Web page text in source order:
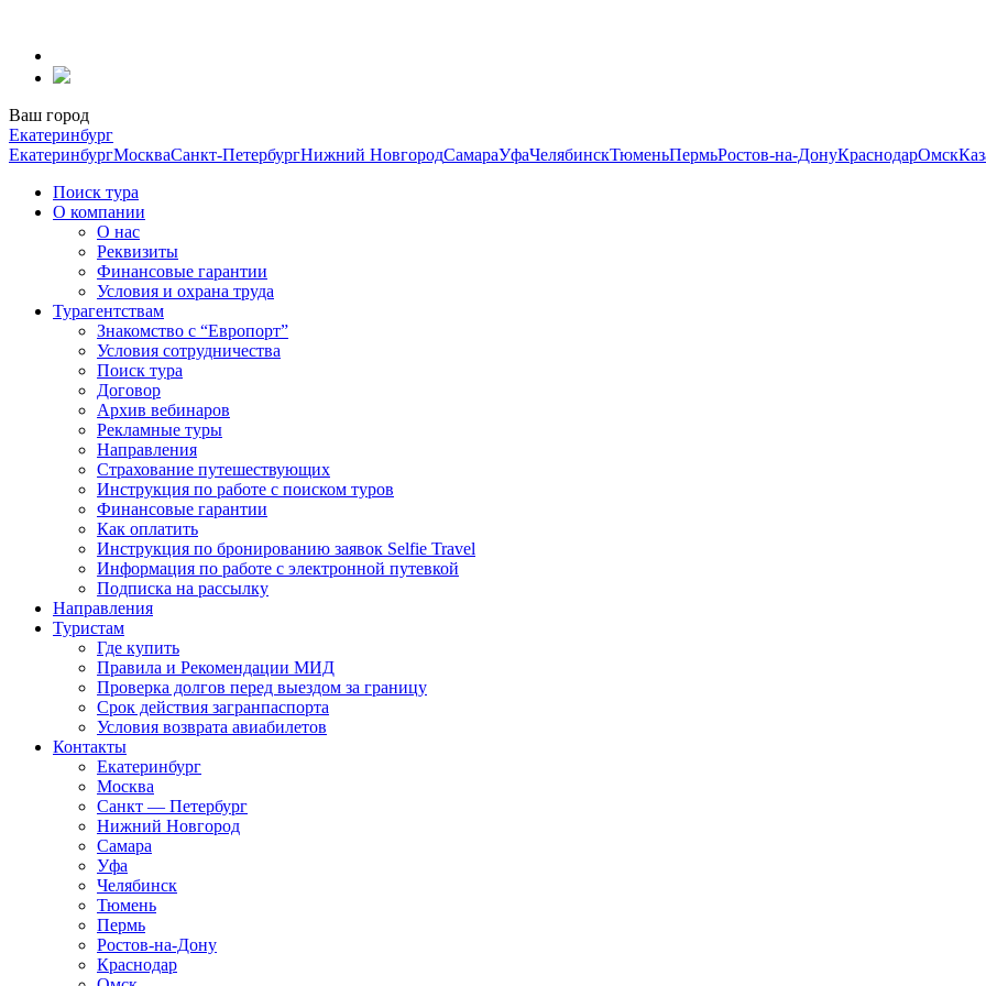
содержанию
Ваш город
Екатеринбург
ЕкатеринбургМоскваСанкт-ПетербургНижний НовгородСамараУфаЧелябинскТюменьПермьРостов-на-ДонуКраснодарОмск
Поиск тура
О компании
О нас
Реквизиты
Финансовые гарантии
Условия и охрана труда
Турагентствам
Знакомство с “Европорт”
Условия сотрудничества
Поиск тура
Договор
Архив вебинаров
Рекламные туры
Направления
Страхование путешествующих
Инструкция по работе с поиском туров
Финансовые гарантии
Как оплатить
Инструкция по бронированию заявок Selfie Travel
Информация по работе с электронной путевкой
Подписка на рассылку
Направления
Туристам
Где купить
Правила и Рекомендации МИД
Проверка долгов перед выездом за границу
Срок действия загранпаспорта
Условия возврата авиабилетов
Контакты
Екатеринбург
Москва
Санкт — Петербург
Нижний Новгород
Самара
Уфа
Челябинск
Тюмень
Пермь
Ростов-на-Дону
Краснодар